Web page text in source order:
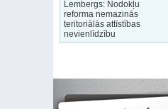
Lembergs: Nodokļu
reforma nemazinās
teritoriālās attīstības
nevienlīdzību